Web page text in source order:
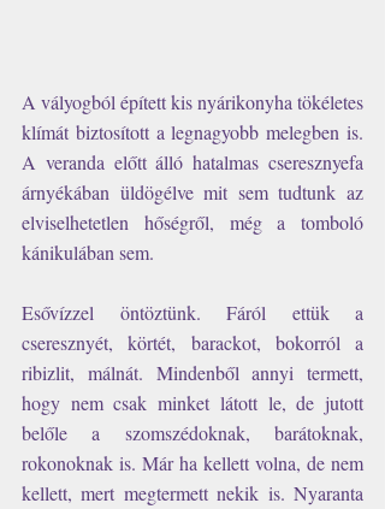
A vályogból épített kis nyárikonyha tökéletes
klímát biztosított a legnagyobb melegben is.
A veranda előtt álló hatalmas cseresznyefa
árnyékában üldögélve mit sem tudtunk az
elviselhetetlen hőségről, még a tomboló
kánikulában sem.
Esővízzel öntöztünk. Fáról ettük a
cseresznyét, körtét, barackot, bokorról a
ribizlit, málnát. Mindenből annyi termett,
hogy nem csak minket látott le, de jutott
belőle a szomszédoknak, barátoknak,
rokonoknak is. Már ha kellett volna, de nem
kellett, mert megtermett nekik is. Nyaranta